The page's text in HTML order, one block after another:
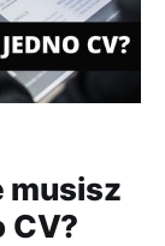
musisz
CV?